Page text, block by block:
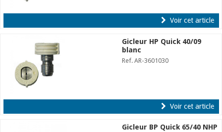
Voir cet article
Gicleur HP Quick 40/09
blanc
Ref. AR-3601030
Voir cet article
Gicleur BP Quick 65/40 NHP